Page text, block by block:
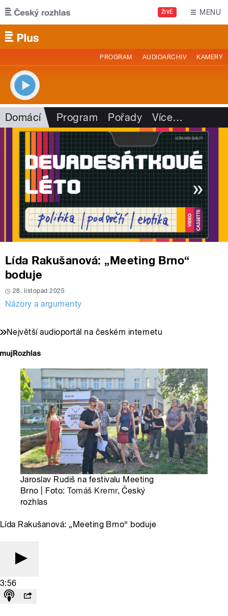
Přejít k hlavnímu obsahu
ŽIVĚ MENU
PROGRAM AUDIOARCHIV KAMERY
Domácí Program Pořady Více…
Lída Rakušanová: „Meeting Brno“
boduje
28. listopad 2025
Názory a argumenty
Největší audioportál na českém internetu
Jaroslav Rudiš na festivalu Meeting
Brno | Foto:Tomáš Kremr, Český
rozhlas
Lída Rakušanová: „Meeting Brno“ boduje
3:56